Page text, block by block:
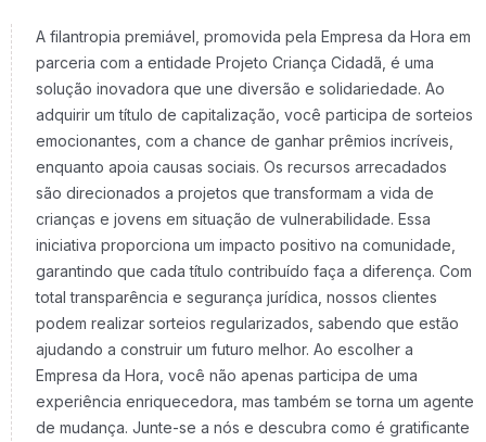
A filantropia premiável, promovida pela Empresa da Hora em
parceria com a entidade Projeto Criança Cidadã, é uma
solução inovadora que une diversão e solidariedade. Ao
adquirir um título de capitalização, você participa de sorteios
emocionantes, com a chance de ganhar prêmios incríveis,
enquanto apoia causas sociais. Os recursos arrecadados
são direcionados a projetos que transformam a vida de
crianças e jovens em situação de vulnerabilidade. Essa
iniciativa proporciona um impacto positivo na comunidade,
garantindo que cada título contribuído faça a diferença. Com
total transparência e segurança jurídica, nossos clientes
podem realizar sorteios regularizados, sabendo que estão
ajudando a construir um futuro melhor. Ao escolher a
Empresa da Hora, você não apenas participa de uma
experiência enriquecedora, mas também se torna um agente
de mudança. Junte-se a nós e descubra como é gratificante